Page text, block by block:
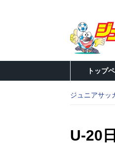
トップ
ジュニアサッ
U-20